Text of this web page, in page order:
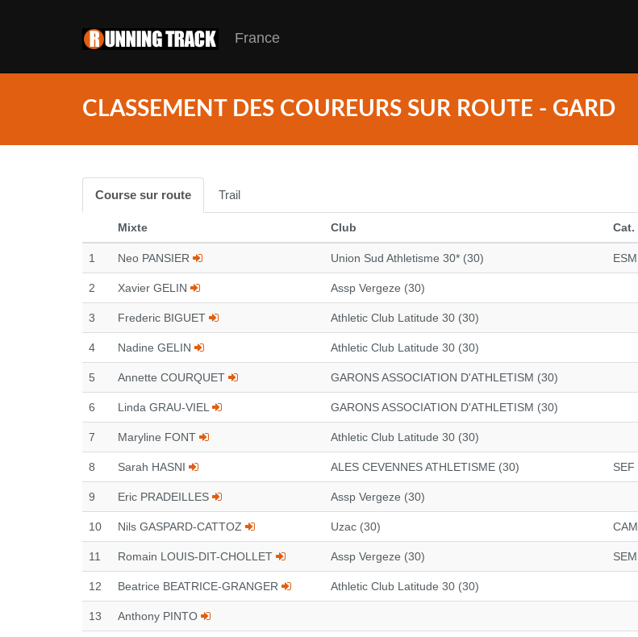
France
CLASSEMENT DES COUREURS SUR ROUTE - GARD
Course sur route Trail
Mixte Club Cat.
1 Neo PANSIER Union Sud Athletisme 30* (30) ESM
2 Xavier GELIN Assp Vergeze (30)
3 Frederic BIGUET Athletic Club Latitude 30 (30)
4 Nadine GELIN Athletic Club Latitude 30 (30)
5 Annette COURQUET GARONS ASSOCIATION D'ATHLETISM (30)
6 Linda GRAU-VIEL GARONS ASSOCIATION D'ATHLETISM (30)
7 Maryline FONT Athletic Club Latitude 30 (30)
8 Sarah HASNI ALES CEVENNES ATHLETISME (30) SEF
9 Eric PRADEILLES Assp Vergeze (30)
10 Nils GASPARD-CATTOZ Uzac (30) CAM
11 Romain LOUIS-DIT-CHOLLET Assp Vergeze (30) SEM
12 Beatrice BEATRICE-GRANGER Athletic Club Latitude 30 (30)
13 Anthony PINTO